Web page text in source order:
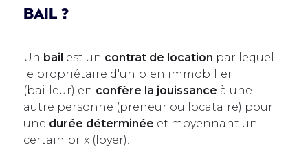
bail ?
Un bail est un contrat de location par lequel
le propriétaire d'un bien immobilier
(bailleur) en confère la jouissance à une
autre personne (preneur ou locataire) pour
une durée déterminée et moyennant un
certain prix (loyer).